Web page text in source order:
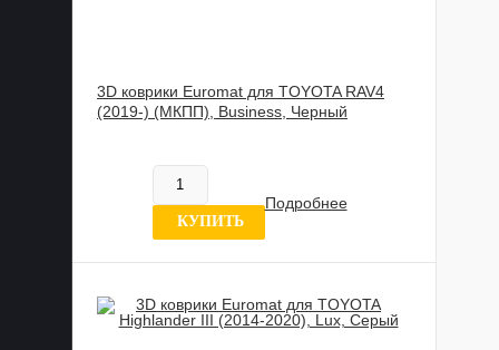
3D коврики Euromat для TOYOTA RAV4
(2019-) (МКПП), Business, Черный
В наличии
0 отзывов
КУПИТЬ
Подробнее